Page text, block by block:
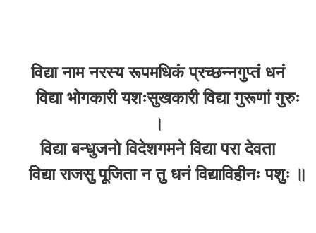
विद्या नाम नरस्य रूपमधिकं प्रच्छन्नगुप्तं धनं
विद्या भोगकारी यशःसुखकारी विद्या गुरूणां गुरुः
।
विद्या बन्धुजनो विदेशगमने विद्या परा देवता
विद्या राजसु पूजिता न तु धनं विद्याविहीनः पशुः ॥